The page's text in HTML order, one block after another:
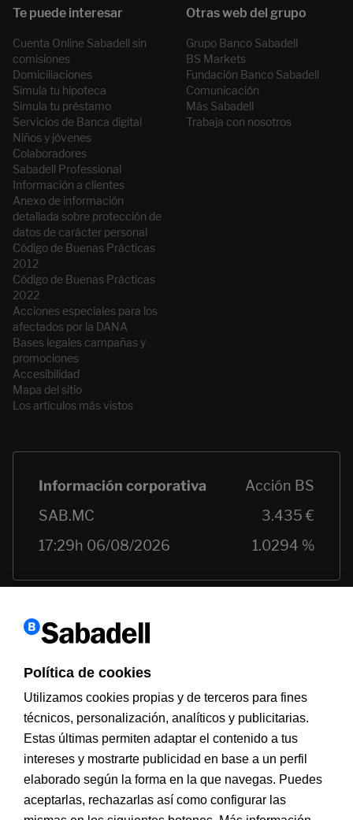
Cuenta Online Sabadell sin
comisiones
Domiciliaciones
Simula tu hipoteca
Simula tu préstamo
Servicios de Banca digital
Niños y jóvenes
Colaboradores
Sabadell Professional
Información a clientes
Anexo de información
detallada sobre protección de
datos de carácter personal
Código de Buenas Prácticas
2012
Código de Buenas Prácticas
2022
Acciones especiales para los
afectados por la DANA
Bases legales campañas y
promociones
Accesibilidad
Mapa del sitio
Los artículos más vistos
Grupo Banco Sabadell
BS Markets
Fundación Banco Sabadell
Comunicación
Más Sabadell
Trabaja con nosotros
Información a clientesPSD2
MIFIDDocumentación PRIIPS
Aviso legalPolítica de cookies
Seguridad Atención al cliente
Política de cookies
Utilizamos cookies propias y de terceros para fines
técnicos, personalización, analíticos y publicitarias.
Estas últimas permiten adaptar el contenido a tus
intereses y mostrarte publicidad en base a un perfil
elaborado según la forma en la que navegas. Puedes
aceptarlas, rechazarlas así como configurar las